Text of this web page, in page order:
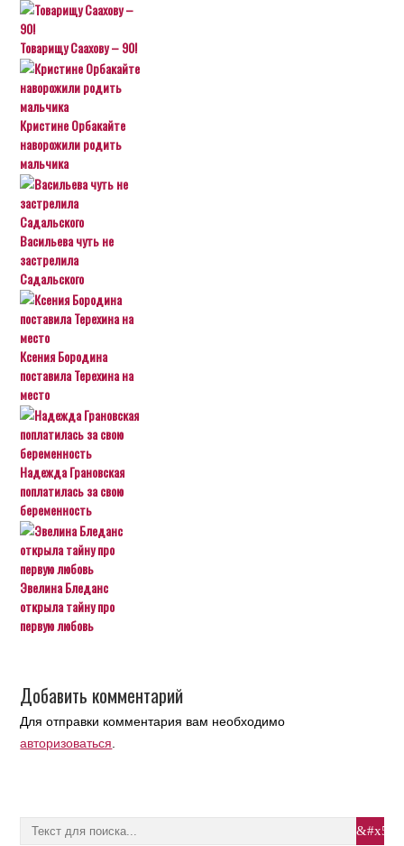
Товарищу Саахову – 90!
Кристине Орбакайте
наворожили родить
мальчика
Васильева чуть не
застрелила
Садальского
Ксения Бородина
поставила Терехина на
место
Надежда Грановская
поплатилась за свою
беременность
Эвелина Бледанс
открыла тайну про
первую любовь
Добавить комментарий
Для отправки комментария вам необходимо
авторизоваться